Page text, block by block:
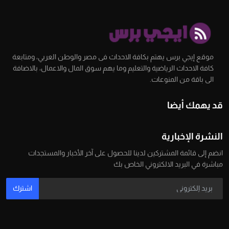
موقع إيجي برس يهتم بكافة الاحداث فى مصر والوطن العربي، ومتابعة
كافة الاحداث الرياضية والتعليم وما يهم سوق المال والاعمال، بالاضافة
الى باقة من المنوعات.
قد يهمك أيضا
النشرة الإخبارية
انضم إلى قائمة المشتركين لدينا للحصول على آخر الأخبار والمستجدات
مباشرة في البريد الالكتروني الخاص بك
اشترك